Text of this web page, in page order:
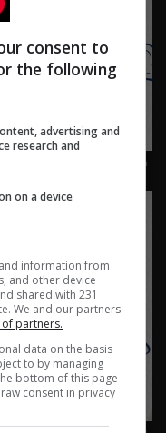
consent to
the following
advertising and
research and
on a device
information from
and other device
shared with 231
We and our partners
of partners.
data on the basis
to by managing
bottom of this page
consent in privacy